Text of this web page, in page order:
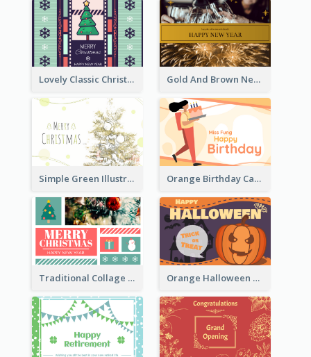
Lovely Classic Christmas Greeting Card Design Gold And Brown New Year Celebration Greeting Card
Simple Green Illustration Christmas Card Orange Birthday Card For Teacher
Traditional Collage Design Christmas Card Idea Orange Halloween Graphic Greeting Card